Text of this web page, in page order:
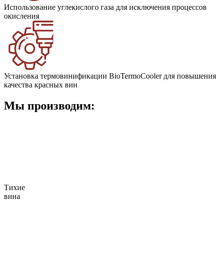
Использование углекислого газа для исключения процессов
окисления
Установка термовинификации BioTermoCooler для повышения
качества красных вин
Мы производим:
Тихие
вина